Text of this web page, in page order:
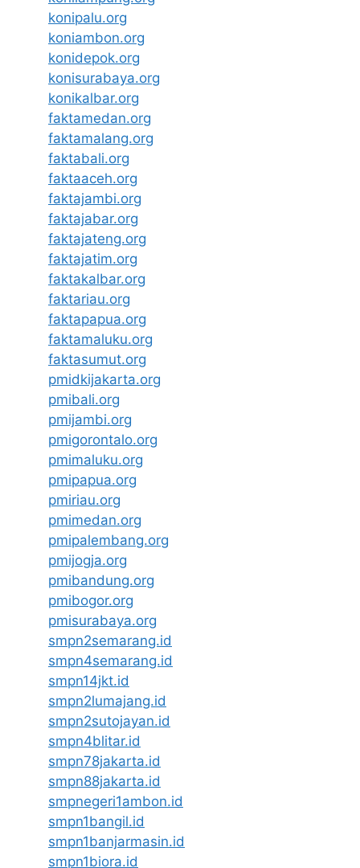
konipalu.org
koniambon.org
konidepok.org
konisurabaya.org
konikalbar.org
faktamedan.org
faktamalang.org
faktabali.org
faktaaceh.org
faktajambi.org
faktajabar.org
faktajateng.org
faktajatim.org
faktakalbar.org
faktariau.org
faktapapua.org
faktamaluku.org
faktasumut.org
pmidkijakarta.org
pmibali.org
pmijambi.org
pmigorontalo.org
pmimaluku.org
pmipapua.org
pmiriau.org
pmimedan.org
pmipalembang.org
pmijogja.org
pmibandung.org
pmibogor.org
pmisurabaya.org
smpn2semarang.id
smpn4semarang.id
smpn14jkt.id
smpn2lumajang.id
smpn2sutojayan.id
smpn4blitar.id
smpn78jakarta.id
smpn88jakarta.id
smpnegeri1ambon.id
smpn1bangil.id
smpn1banjarmasin.id
smpn1biora.id